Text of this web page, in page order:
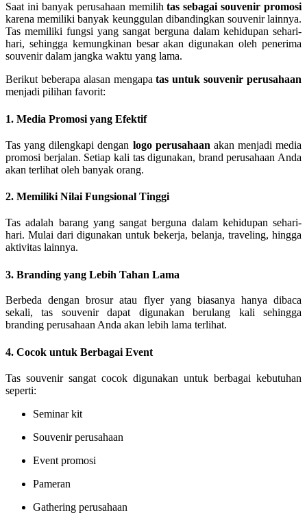
Saat ini banyak perusahaan memilihtas sebagai souvenir promosi
karena memiliki banyak keunggulan dibandingkan souvenir lainnya.
Tas memiliki fungsi yang sangat berguna dalam kehidupan sehari-
hari, sehingga kemungkinan besar akan digunakan oleh penerima
souvenir dalam jangka waktu yang lama.
Berikut beberapa alasan mengapatas untuk souvenir perusahaan
menjadi pilihan favorit:
1. Media Promosi yang Efektif
Tas yang dilengkapi dengan logo perusahaan akan menjadi media
promosi berjalan. Setiap kali tas digunakan, brand perusahaan Anda
akan terlihat oleh banyak orang.
2. Memiliki Nilai Fungsional Tinggi
Tas adalah barang yang sangat berguna dalam kehidupan sehari-
hari. Mulai dari digunakan untuk bekerja, belanja, traveling, hingga
aktivitas lainnya.
3. Branding yang Lebih Tahan Lama
Berbeda dengan brosur atau flyer yang biasanya hanya dibaca
sekali, tas souvenir dapat digunakan berulang kali sehingga
branding perusahaan Anda akan lebih lama terlihat.
4. Cocok untuk Berbagai Event
Tas souvenir sangat cocok digunakan untuk berbagai kebutuhan
seperti:
Seminar kit
Souvenir perusahaan
Event promosi
Pameran
Gathering perusahaan